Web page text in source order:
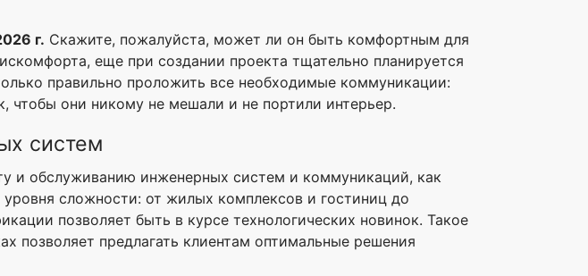
г. Скажите, пожалуйста, может ли он быть комфортным для
еще при создании проекта тщательно планируется
правильно проложить все необходимые коммуникации:
чтобы они никому не мешали и не портили интерьер.
систем
и обслуживанию инженерных систем и коммуникаций, как
сложности: от жилых комплексов и гостиниц до
позволяет быть в курсе технологических новинок. Такое
позволяет предлагать клиентам оптимальные решения